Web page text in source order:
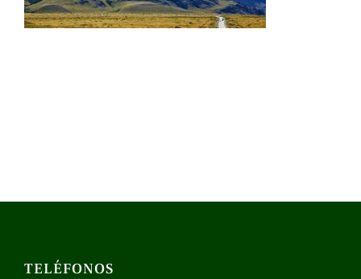
TELÉFONOS